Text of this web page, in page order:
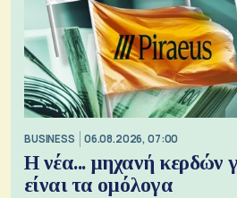
BUSINESS 06.08.2026, 07:00
Η νέα... μηχανή κερδών
είναι τα ομόλογα